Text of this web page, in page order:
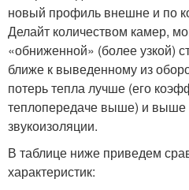
новый профиль внешне и по
Делайт количеством камер,
«обниженной» (более узкой)
ближе к выведенному из
потерь тепла лучше (его
теплопередаче выше) и выше
звукоизоляции.
В таблице ниже приведем
характеристик: